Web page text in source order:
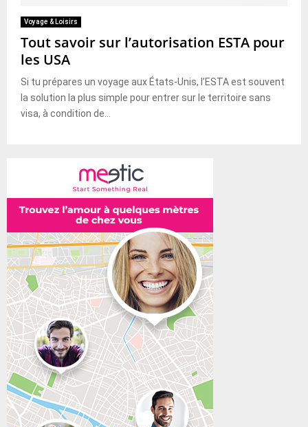
Voyage & Loisirs
Tout savoir sur l’autorisation ESTA pour
les USA
Si tu prépares un voyage aux États-Unis, l’ESTA est souvent
la solution la plus simple pour entrer sur le territoire sans
visa, à condition de...